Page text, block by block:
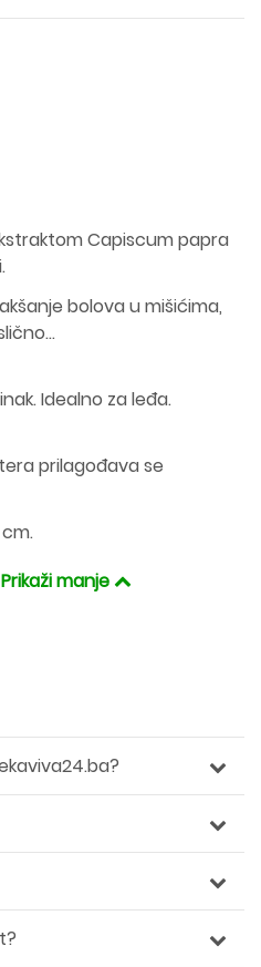
Capiscum papra
bolova u mišićima,
Idealno za leđa.
prilagođava se
Prikaži manje